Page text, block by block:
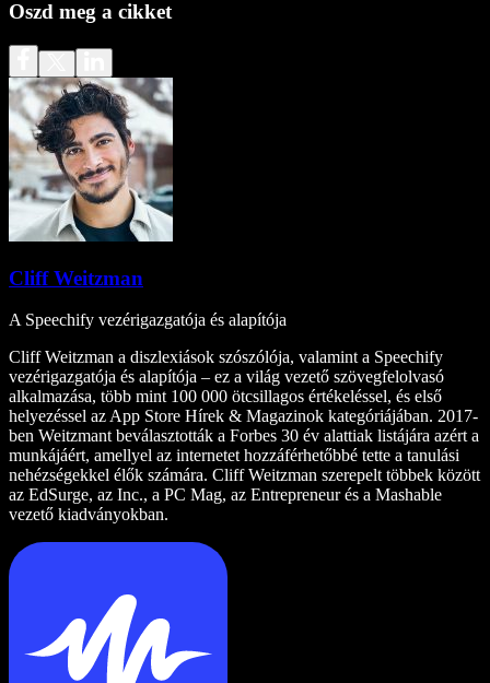
Oszd meg a cikket
Cliff Weitzman
A Speechify vezérigazgatója és alapítója
Cliff Weitzman a diszlexiások szószólója, valamint a Speechify
vezérigazgatója és alapítója – ez a világ vezető szövegfelolvasó
alkalmazása, több mint 100 000 ötcsillagos értékeléssel, és első
helyezéssel az App Store Hírek & Magazinok kategóriájában. 2017-
ben Weitzmant beválasztották a Forbes 30 év alattiak listájára azért a
munkájáért, amellyel az internetet hozzáférhetőbbé tette a tanulási
nehézségekkel élők számára. Cliff Weitzman szerepelt többek között
az EdSurge, az Inc., a PC Mag, az Entrepreneur és a Mashable
vezető kiadványokban.